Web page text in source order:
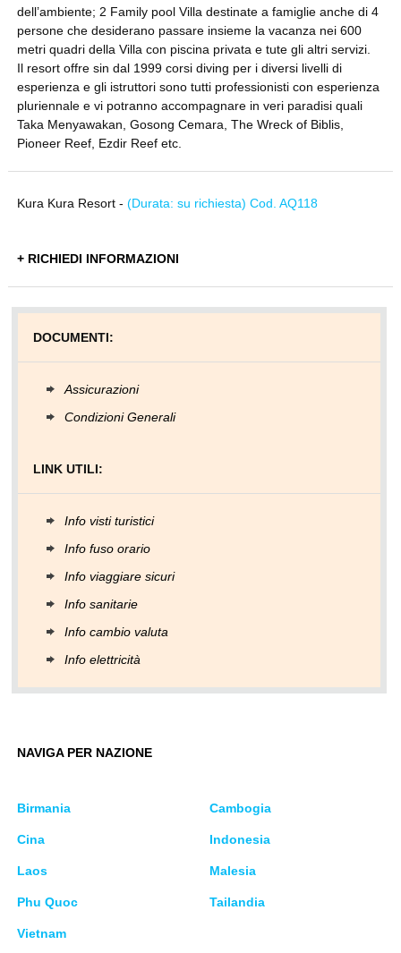
dell’ambiente; 2 Family pool Villa destinate a famiglie anche di 4
persone che desiderano passare insieme la vacanza nei 600
metri quadri della Villa con piscina privata e tute gli altri servizi.
Il resort offre sin dal 1999 corsi diving per i diversi livelli di
esperienza e gli istruttori sono tutti professionisti con esperienza
pluriennale e vi potranno accompagnare in veri paradisi quali
Taka Menyawakan, Gosong Cemara, The Wreck of Biblis,
Pioneer Reef, Ezdir Reef etc.
Kura Kura Resort - (Durata: su richiesta) Cod. AQ118
+ RICHIEDI INFORMAZIONI
DOCUMENTI:
Assicurazioni
Condizioni Generali
LINK UTILI:
Info visti turistici
Info fuso orario
Info viaggiare sicuri
Info sanitarie
Info cambio valuta
Info elettricità
NAVIGA PER NAZIONE
Birmania Cambogia
Cina Indonesia
Laos Malesia
Phu Quoc Tailandia
Vietnam